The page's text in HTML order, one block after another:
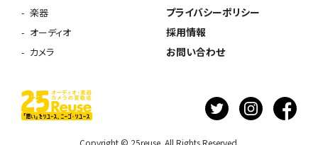
楽器
オーディオ
カメラ
プライバシーポリシー
採用情報
お問い合わせ
Copyright © 25reuse. All Rights Reserved.